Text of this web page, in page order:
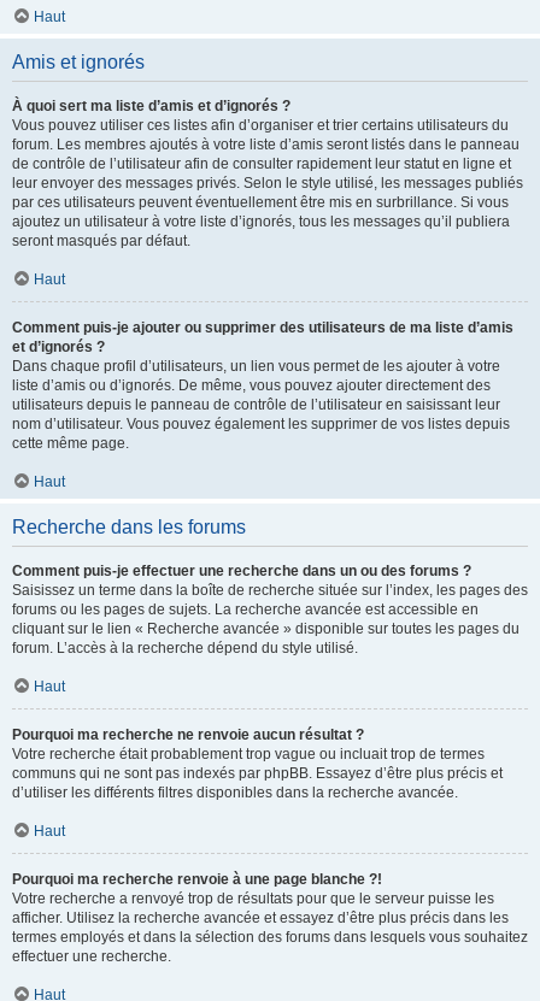
Haut
Amis et ignorés
À quoi sert ma liste d’amis et d’ignorés ?
Vous pouvez utiliser ces listes afin d’organiser et trier certains utilisateurs du
forum. Les membres ajoutés à votre liste d’amis seront listés dans le panneau
de contrôle de l’utilisateur afin de consulter rapidement leur statut en ligne et
leur envoyer des messages privés. Selon le style utilisé, les messages publiés
par ces utilisateurs peuvent éventuellement être mis en surbrillance. Si vous
ajoutez un utilisateur à votre liste d’ignorés, tous les messages qu’il publiera
seront masqués par défaut.
Haut
Comment puis-je ajouter ou supprimer des utilisateurs de ma liste d’amis
et d’ignorés ?
Dans chaque profil d’utilisateurs, un lien vous permet de les ajouter à votre
liste d’amis ou d’ignorés. De même, vous pouvez ajouter directement des
utilisateurs depuis le panneau de contrôle de l’utilisateur en saisissant leur
nom d’utilisateur. Vous pouvez également les supprimer de vos listes depuis
cette même page.
Haut
Recherche dans les forums
Comment puis-je effectuer une recherche dans un ou des forums ?
Saisissez un terme dans la boîte de recherche située sur l’index, les pages des
forums ou les pages de sujets. La recherche avancée est accessible en
cliquant sur le lien « Recherche avancée » disponible sur toutes les pages du
forum. L’accès à la recherche dépend du style utilisé.
Haut
Pourquoi ma recherche ne renvoie aucun résultat ?
Votre recherche était probablement trop vague ou incluait trop de termes
communs qui ne sont pas indexés par phpBB. Essayez d’être plus précis et
d’utiliser les différents filtres disponibles dans la recherche avancée.
Haut
Pourquoi ma recherche renvoie à une page blanche ?!
Votre recherche a renvoyé trop de résultats pour que le serveur puisse les
afficher. Utilisez la recherche avancée et essayez d’être plus précis dans les
termes employés et dans la sélection des forums dans lesquels vous souhaitez
effectuer une recherche.
Haut